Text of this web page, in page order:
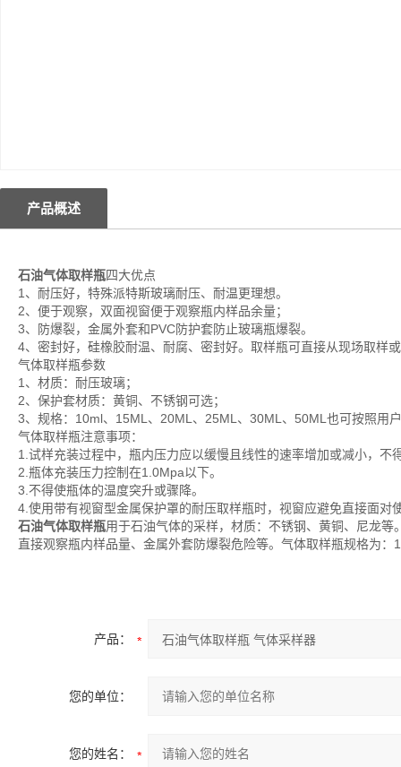
产品概述
石油气体取样瓶四大优点
1、耐压好，特殊派特斯玻璃耐压、耐温更理想。
2、便于观察，双面视窗便于观察瓶内样品余量；
3、防爆裂，金属外套和PVC防护套防止玻璃瓶爆裂。
4、密封好，硅橡胶耐温、耐腐、密封好。取样瓶可直接从现场取样
气体取样瓶参数
1、材质：耐压玻璃；
2、保护套材质：黄铜、不锈钢可选；
3、规格：10ml、15ML、20ML、25ML、30ML、50ML也可按照用
气体取样瓶注意事项：
1.试样充装过程中，瓶内压力应以缓慢且线性的速率增加或减小，不
2.瓶体充装压力控制在1.0Mpa以下。
3.不得使瓶体的温度突升或骤降。
4.使用带有视窗型金属保护罩的耐压取样瓶时，视窗应避免直接面
石油气体取样瓶用于石油气体的采样，材质：不锈钢、黄铜、尼龙
直接观察瓶内样品量、金属外套防爆裂危险等。气体取样瓶规格为
产品：
您的单位：
您的姓名：